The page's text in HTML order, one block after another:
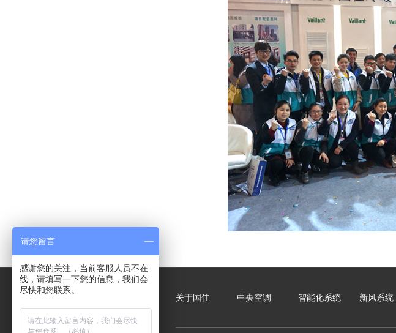
关于国佳 中央空调 智能化系统 新风系统
请您留言
感谢您的关注，当前客服人员不在
线，请填写一下您的信息，我们会
尽快和您联系。